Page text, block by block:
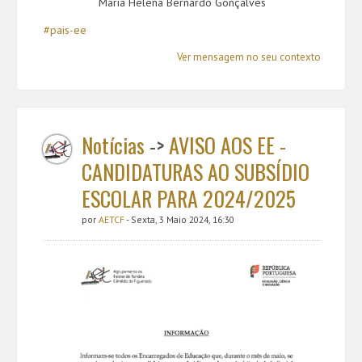
#pais-ee
Ver mensagem no seu contexto
Notícias ->AVISO AOS EE -
CANDIDATURAS AO SUBSÍDIO
ESCOLAR PARA 2024/2025
por AETCF- Sexta, 3 Maio 2024, 16:30